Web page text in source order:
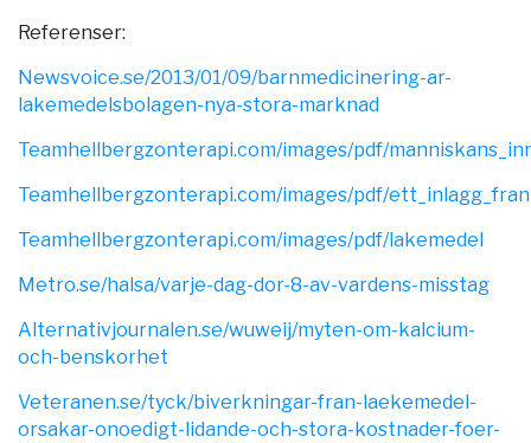
Referenser:
Newsvoice.se/2013/01/09/barnmedicinering-ar-
lakemedelsbolagen-nya-stora-marknad
Teamhellbergzonterapi.com/images/pdf/
Teamhellbergzonterapi.com/images/pdf/
Teamhellbergzonterapi.com/images/pdf/lakemedel
Metro.se/halsa/varje-dag-dor-8-av-vardens-misstag
Alternativjournalen.se/wuweij/myten-om-kalcium-
och-benskorhet
Veteranen.se/tyck/biverkningar-fran-laekemedel-
orsakar-onoedigt-lidande-och-stora-kostnader-foer-